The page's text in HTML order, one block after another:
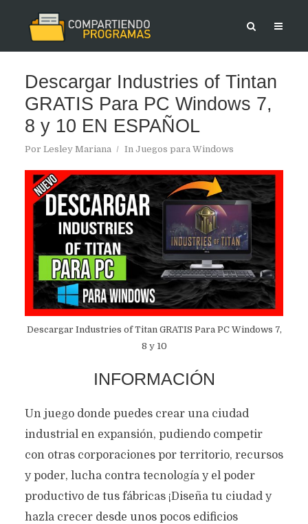
Descargar Industries of Tintan
GRATIS Para PC Windows 7,
8 y 10 EN ESPAÑOL
Por Lesley Mariana In Juegos para Windows
Descargar Industries of Titan GRATIS Para PC Windows 7,
8 y 10
INFORMACIÓN
Un juego donde puedes crear una ciudad
industrial en expansión, pudiendo competir
con otras corporaciones por territorio, recursos
y poder, lucha contra tecnología y el poder
productivo de tus fábricas ¡Diseña tu ciudad y
hazla crecer desde unos pocos edificios